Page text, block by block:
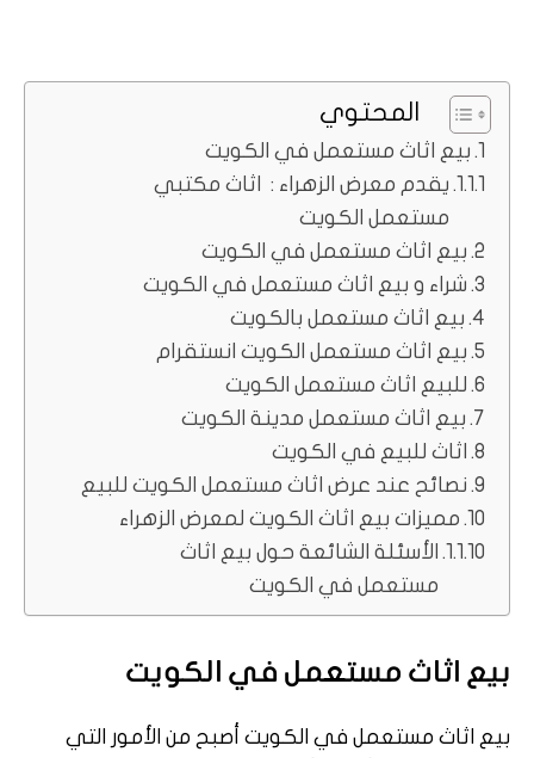
المحتوي
بيع اثاث مستعمل في الكويت
يقدم معرض الزهراء : اثاث مكتبي
مستعمل الكويت
بيع اثاث مستعمل في الكويت
شراء و بيع اثاث مستعمل في الكويت
بيع اثاث مستعمل بالكويت
بيع اثاث مستعمل الكويت انستقرام
للبيع اثاث مستعمل الكويت
بيع اثاث مستعمل مدينة الكويت
اثاث للبيع في الكويت
نصائح عند عرض اثاث مستعمل الكويت للبيع
مميزات بيع اثاث الكويت لمعرض الزهراء
الأسئلة الشائعة حول بيع اثاث
مستعمل في الكويت
بيع اثاث مستعمل في الكويت
بيع اثاث مستعمل في الكويت أصبح من الأمور التي